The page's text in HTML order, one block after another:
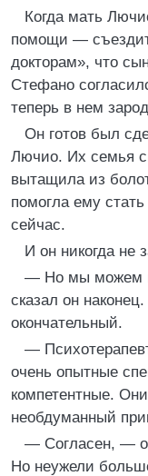
Когда мать
помощи —
докторам», что
Стефано
теперь в нем
Он готов был
Лючио. Их семья
вытащила из
помогла ему
сейчас.
И он никогда не
— Но мы можем
сказал он
окончательный.
—
очень опытные
компетентные.
необдуманный
— Согласен, —
Но неужели